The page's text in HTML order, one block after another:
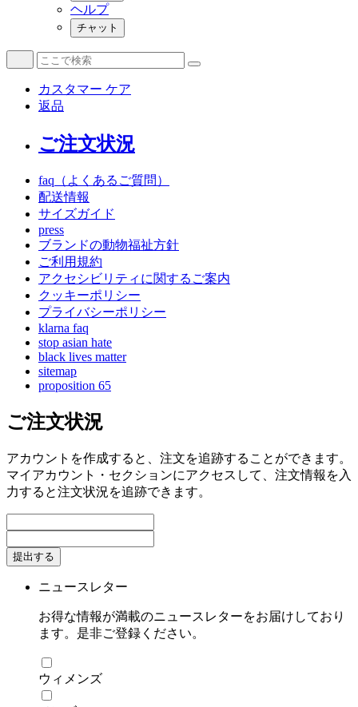
ヘルプ
チャット
カスタマー ケア
返品
ご注文状況
faq（よくあるご質問）
配送情報
サイズガイド
press
ブランドの動物福祉方針
ご利用規約
アクセシビリティに関するご案内
クッキーポリシー
プライバシーポリシー
klarna faq
stop asian hate
black lives matter
sitemap
proposition 65
ご注文状況
アカウントを作成すると、注文を追跡することができます。
マイアカウント・セクションにアクセスして、注文情報を入
力すると注文状況を追跡できます。
提出する
ニュースレター
お得な情報が満載のニュースレターをお届けしており
ます。是非ご登録ください。
ウィメンズ